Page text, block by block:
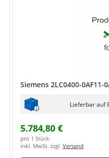
Siemens 2LC0400-0AF11-
Lieferbar auf
5.784,80 €
pro 1 Stück
inkl. MwSt. zzgl. Versand